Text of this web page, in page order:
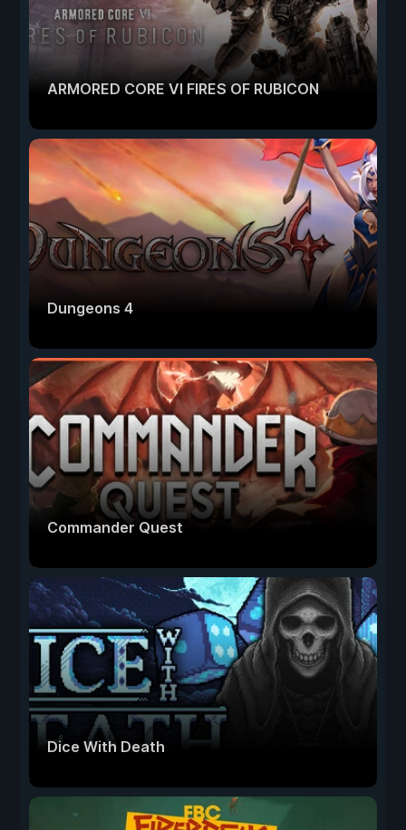
ARMORED CORE VI FIRES OF RUBICON
Dungeons 4
Commander Quest
Dice With Death